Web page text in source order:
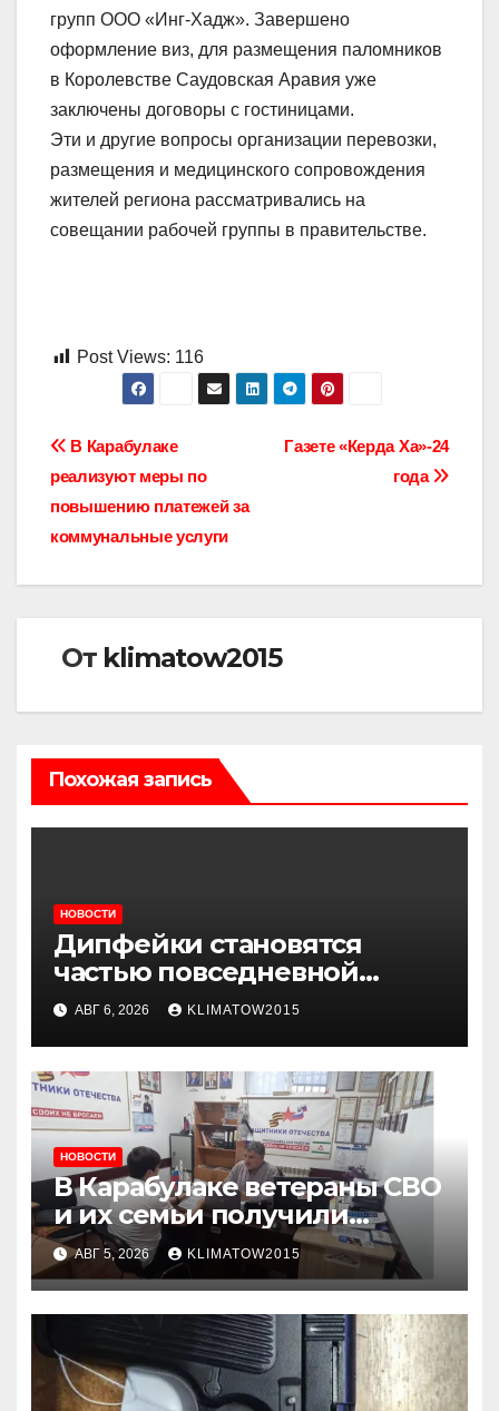
групп ООО «Инг-Хадж». Завершено
оформление виз, для размещения паломников
в Королевстве Саудовская Аравия уже
заключены договоры с гостиницами.
Эти и другие вопросы организации перевозки,
размещения и медицинского сопровождения
жителей региона рассматривались на
совещании рабочей группы в правительстве.
Post Views: 116
Навигация
по
записям
Газете «Керда Ха»-24
года
В Карабулаке
реализуют меры по
повышению платежей за
коммунальные услуги
От klimatow2015
Похожая запись
НОВОСТИ
Дипфейки становятся
частью повседневной
жизни: почему жителям
Ингушетии важно быть
внимательнее
АВГ 6, 2026 KLIMATOW2015
НОВОСТИ
В Карабулаке ветераны СВО
и их семьи получили
консультации в ходе
приема граждан
АВГ 5, 2026 KLIMATOW2015